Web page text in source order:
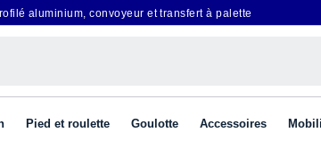
aluminium, convoyeur et transfert à palette
Pied et roulette Goulotte Accessoires